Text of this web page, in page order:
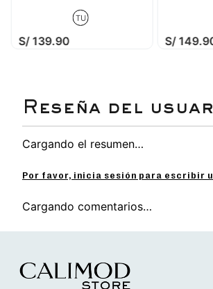
TU
S/ 139.90 S/ 149.
Cargando el resumen…
Por favor, inicia sesión para escribir
Cargando comentarios…